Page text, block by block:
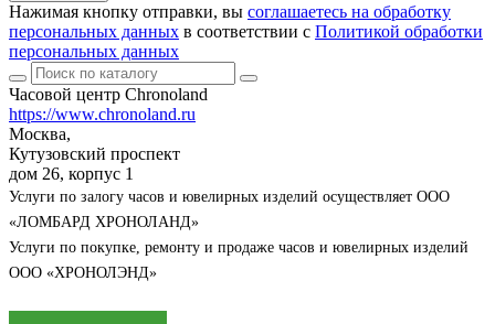
Нажимая кнопку отправки, вы соглашаетесь на обработку
персональных данных в соответствии с Политикой обработки
персональных данных
Часовой центр Chronoland
https://www.chronoland.ru
Москва,
Кутузовский проспект
дом 26, корпус 1
Услуги по залогу часов и ювелирных изделий осуществляет ООО
«ЛОМБАРД ХРОНОЛАНД»
Услуги по покупке, ремонту и продаже часов и ювелирных изделий
ООО «ХРОНОЛЭНД»